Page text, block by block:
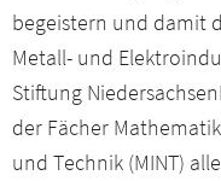
begeistern und damit
Metall- und
Stiftung
der Fächer
und Technik (MINT)